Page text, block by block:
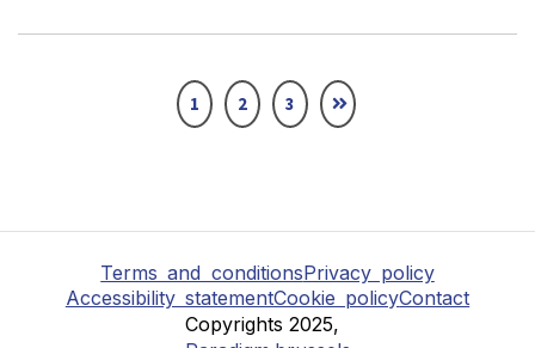
1 2 3
Terms and conditionsPrivacy policy
Accessibility statementCookie policyContact
Copyrights 2025,